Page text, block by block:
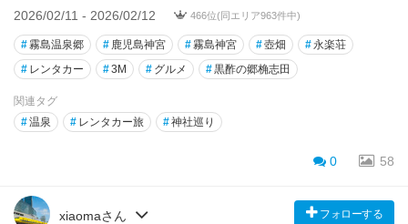
2026/02/11 - 2026/02/12 466位(同エリア963件中)
#霧島温泉郷 # 鹿児島神宮 #霧島神宮 #壺畑 #永楽荘
# レンタカー #3M # グルメ #黒酢の郷桷志田
関連タグ
#温泉 # レンタカー旅 #神社巡り
0 58
xiaomaさん フォローする